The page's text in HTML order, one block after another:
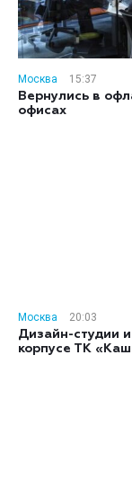
Москва
15:37
Вернулись в
офисах
Москва
20:03
Дизайн-студии
корпусе ТК